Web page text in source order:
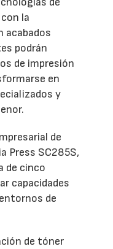
la
acabados
podrán
de impresión
en
y
de
Press SC285S,
de cinco
capacidades
de
de tóner